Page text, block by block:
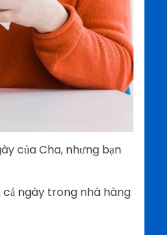
của Cha, nhưng bạn
cả ngày trong nhà hàng